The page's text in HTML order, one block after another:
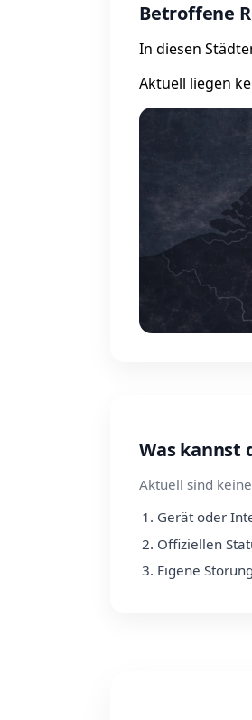
Betroffene
In diesen
Aktuell liegen
Was kannst
Aktuell sind
Gerät oder
Offiziellen
Eigene